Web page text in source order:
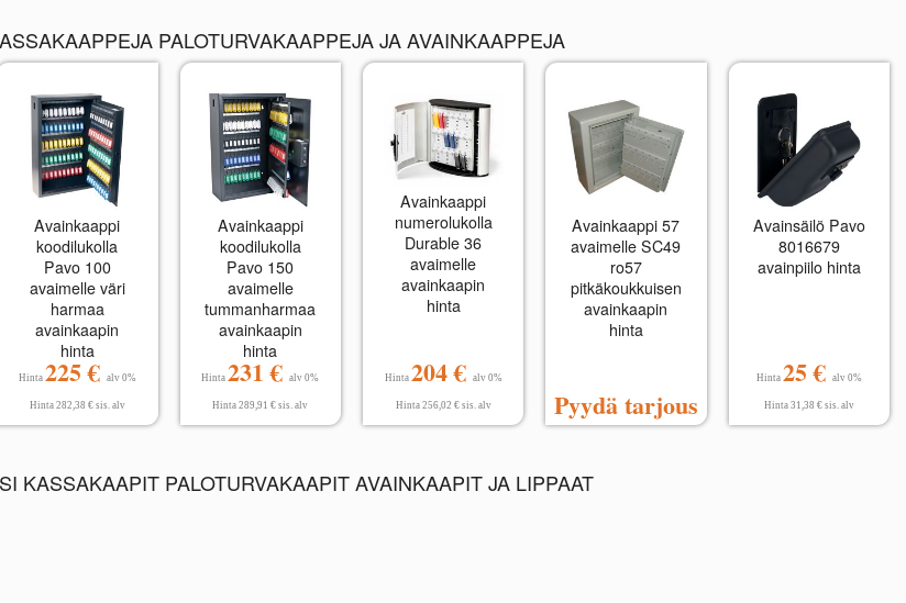
PALOTURVAKAAPPEJA JA AVAINKAAPPEJA
Avainkaappi
koodilukolla
Pavo 100
avaimelle väri
harmaa
avainkaapin
hinta
Hinta 225 € alv 0%
Hinta 282,38 € sis. alv
Avainkaappi
koodilukolla
Pavo 150
avaimelle
tummanharmaa
avainkaapin
hinta
Hinta 231 €alv 0%
Hinta 289,91 € sis. alv
Avainkaappi
numerolukolla
Durable 36
avaimelle
avainkaapin
hinta
Hinta 204 € alv 0%
Hinta 256,02 € sis. alv
Avainkaappi 57
avaimelle SC49
ro57
pitkäkoukkuisen
avainkaapin
hinta
Pyydä tarjous
Avainsäilö Pavo
8016679
avainpiilo hinta
Hinta 25 € alv 0%
Hinta 31,38 € sis. alv
KASSAKAAPIT PALOTURVAKAAPIT AVAINKAAPIT JA LIPPAAT